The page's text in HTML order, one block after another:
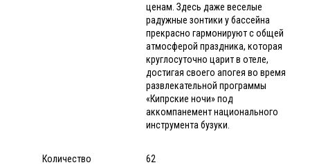
ценам. Здесь даже веселые
радужные зонтики у бассейна
прекрасно гармонируют с общей
атмосферой праздника, которая
круглосуточно царит в отеле,
достигая своего апогея во время
развлекательной программы
«Кипрские ночи» под
аккомпанемент национального
инструмента бузуки.
Количество
62